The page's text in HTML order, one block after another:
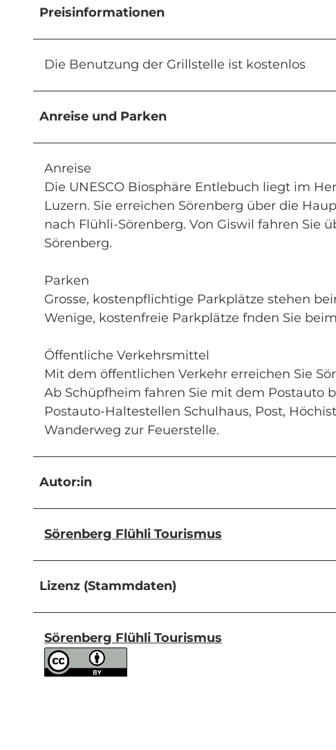
Preisinformationen
Die Benutzung der Grillstelle ist kostenlos
Anreise und Parken
Anreise
Die UNESCO Biosphäre Entlebuch liegt im
Luzern. Sie erreichen Sörenberg über die
nach Flühli-Sörenberg. Von Giswil fahren Sie
Sörenberg.
Parken
Grosse, kostenpflichtige Parkplätze stehen
Wenige, kostenfreie Parkplätze fnden Sie
Öffentliche Verkehrsmittel
Mit dem öffentlichen Verkehr erreichen Sie
Ab Schüpfheim fahren Sie mit dem Postauto
Postauto-Haltestellen Schulhaus, Post,
Wanderweg zur Feuerstelle.
Autor:in
Sörenberg Flühli Tourismus
Lizenz (Stammdaten)
Sörenberg Flühli Tourismus